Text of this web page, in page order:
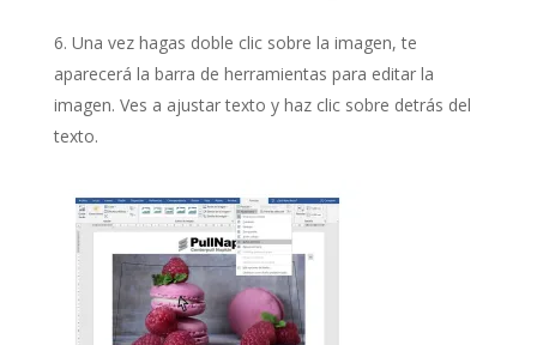
Una vez hagas doble clic sobre la imagen, te
aparecerá la barra de herramientas para editar la
imagen. Ves a ajustar texto y haz clic sobre detrás del
texto.